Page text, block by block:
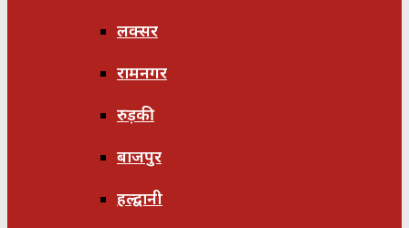
लक्सर
रामनगर
रुड़की
बाजपुर
हल्द्वानी